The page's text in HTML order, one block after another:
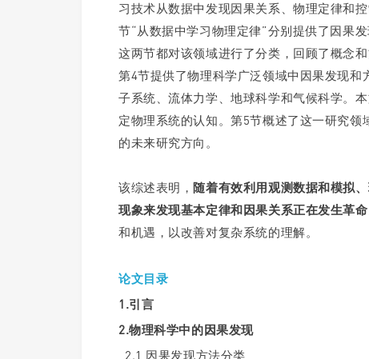
习技术从数据中发现因果关系、物理定律和
节“从数据中学习物理定律”分别提供了因果
这两节都对该领域进行了分类，回顾了概念
第4节提供了物理科学广泛领域中因果发现
子系统、流体力学、地球科学和气候科学。
定物理系统的认知。第5节概述了这一研究
的未来研究方向。
该综述表明， 随着有效利用观测数据和模拟
现象来发现基本定律和因果关系正在发生革命
和机遇，以改善对复杂系统的理解。
论文目录
1.引言
2.物理科学中的因果发现
2.1 因果发现方法分类